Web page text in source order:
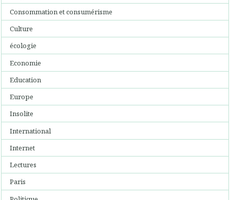
Consommation et consumérisme
Culture
écologie
Economie
Education
Europe
Insolite
International
Internet
Lectures
Paris